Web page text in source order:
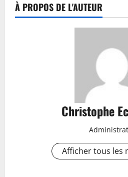
À PROPOS DE L'AUTEUR
Christophe
Afficher tous les